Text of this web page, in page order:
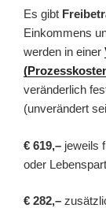
Es gibt
Einkommens
werden in einer
veränderlich
(unverändert
€ 619,– jeweils
oder
€ 282,–